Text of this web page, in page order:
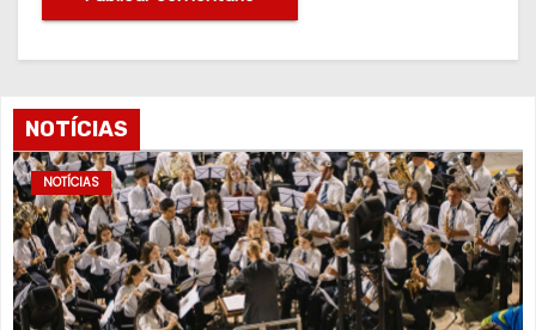
NOTÍCIAS
NOTÍCIAS